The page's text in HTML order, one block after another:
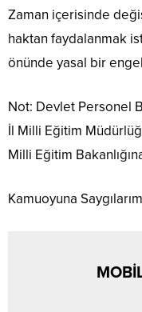
Zaman içerisinde
haktan faydalanmak
önünde yasal bir
Not: Devlet Personel
İl Milli Eğitim
Milli Eğitim
Kamuoyuna